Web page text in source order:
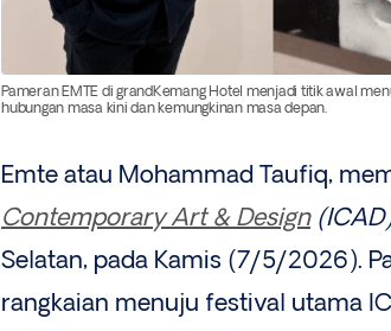
Pameran EMTE di grandKemang Hotel menjadi titik awal
hubungan masa kini dan kemungkinan masa depan.
Emte atau Mohammad Taufiq,
Contemporary Art & Design
Selatan, pada Kamis (7/5/2026).
rangkaian menuju festival utama